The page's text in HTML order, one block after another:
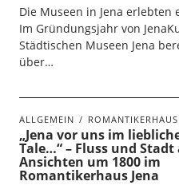
Die Museen in Jena erlebten
Im Gründungsjahr von
Städtischen Museen Jena
über…
ALLGEMEIN ROMANTIKERHAUS
„Jena vor uns im
Tale…“ – Fluss und Stadt
Ansichten um 1800 im
Romantikerhaus Jena